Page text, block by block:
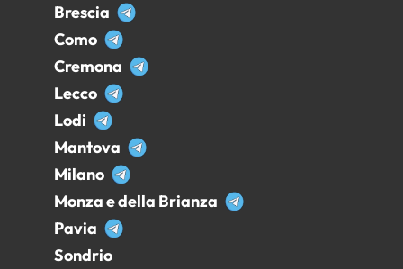
Brescia
Como
Cremona
Lecco
Lodi
Mantova
Milano
Monza e della Brianza
Pavia
Sondrio